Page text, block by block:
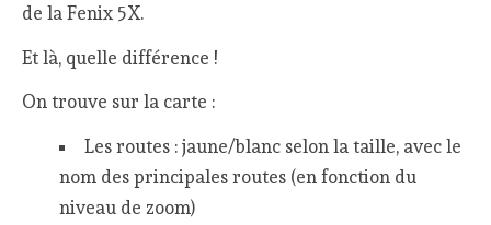
de la Fenix 5X.
Et là, quelle différence !
On trouve sur la carte :
Les routes : jaune/blanc selon la taille, avec le
nom des principales routes (en fonction du
niveau de zoom)